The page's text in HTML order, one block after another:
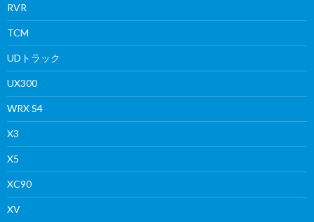
RVR
TCM
UDトラック
UX300
WRX S4
X3
X5
XC90
XV